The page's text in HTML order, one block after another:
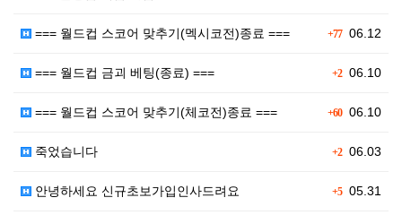
+7706.12
=== 월드컵 스코어 맞추기(멕시코전)종료 ===
+206.10
=== 월드컵 금괴 베팅(종료) ===
+6006.10
=== 월드컵 스코어 맞추기(체코전)종료 ===
+206.03
죽었습니다
+505.31
안녕하세요 신규초보가입인사드려요